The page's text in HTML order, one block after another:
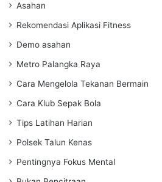
Asahan
Rekomendasi Aplikasi Fitness
Demo asahan
Metro Palangka Raya
Cara Mengelola Tekanan Bermain
Cara Klub Sepak Bola
Tips Latihan Harian
Polsek Talun Kenas
Pentingnya Fokus Mental